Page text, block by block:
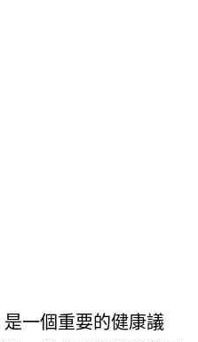
一個重要的健康議